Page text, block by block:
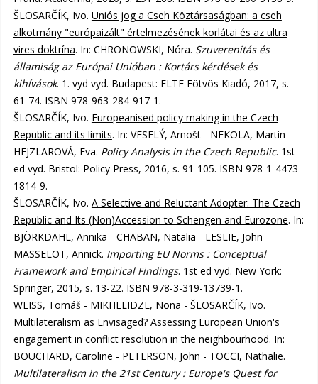
ŠLOSARČÍK, Ivo. Uniós jog a Cseh Köztársaságban: a cseh
alkotmány "európaizált" értelmezésének korlátai és az ultra
vires doktrína. In: CHRONOWSKI, Nóra. Szuverenitás és
államiság az Európai Unióban : Kortárs kérdések és
kihívások. 1. vyd vyd. Budapest: ELTE Eötvös Kiadó, 2017, s.
61-74. ISBN 978-963-284-917-1.
ŠLOSARČÍK, Ivo. Europeanised policy making in the Czech
Republic and its limits. In: VESELÝ, Arnošt - NEKOLA, Martin -
HEJZLAROVÁ, Eva. Policy Analysis in the Czech Republic. 1st
ed vyd. Bristol: Policy Press, 2016, s. 91-105. ISBN 978-1-4473-
1814-9.
ŠLOSARČÍK, Ivo. A Selective and Reluctant Adopter: The Czech
Republic and Its (Non)Accession to Schengen and Eurozone. In:
BJÖRKDAHL, Annika - CHABAN, Natalia - LESLIE, John -
MASSELOT, Annick. Importing EU Norms : Conceptual
Framework and Empirical Findings. 1st ed vyd. New York:
Springer, 2015, s. 13-22. ISBN 978-3-319-13739-1.
WEISS, Tomáš - MIKHELIDZE, Nona - ŠLOSARČÍK, Ivo.
Multilateralism as Envisaged? Assessing European Union's
engagement in conflict resolution in the neighbourhood. In:
BOUCHARD, Caroline - PETERSON, John - TOCCI, Nathalie.
Multilateralism in the 21st Century : Europe's Quest for